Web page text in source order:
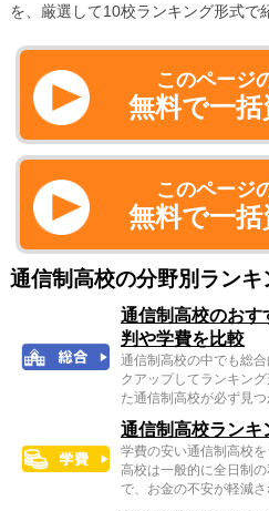
を、厳選して10校ランキング形式で
このページ
無料で一
このページ
無料で一
通信制高校の分野別ランキ
通信制高校のおす
判や学費を比較
通信制高校の中でも総
クアップしてランキン
た通信制高校が必ず見つ
通信制高校ランキ
学費の安い通信制高校
高校は一般的に全日制
で、お金の不安が軽減さ